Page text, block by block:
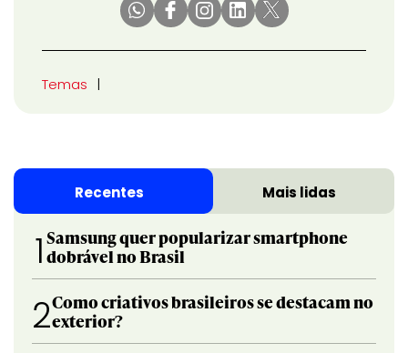
Temas
Recentes Mais lidas
1 Samsung quer popularizar smartphone
dobrável no Brasil
2Como criativos brasileiros se destacam no
exterior?